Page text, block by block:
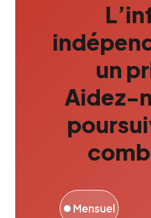
un
Aidez-
Mensuel